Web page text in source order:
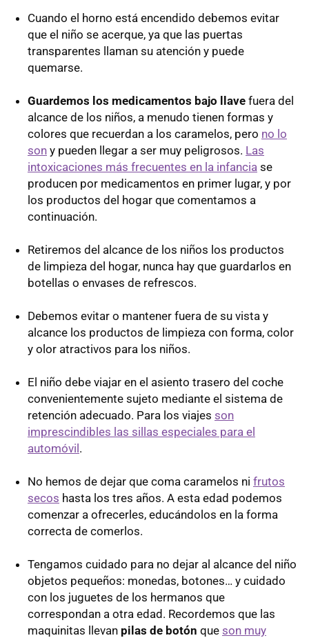
Cuando el horno está encendido debemos evitar
que el niño se acerque, ya que las puertas
transparentes llaman su atención y puede
quemarse.
Guardemos los medicamentos bajo llave fuera del
alcance de los niños, a menudo tienen formas y
colores que recuerdan a los caramelos, pero no lo
son y pueden llegar a ser muy peligrosos. Las
intoxicaciones más frecuentes en la infancia se
producen por medicamentos en primer lugar, y por
los productos del hogar que comentamos a
continuación.
Retiremos del alcance de los niños los productos
de limpieza del hogar, nunca hay que guardarlos en
botellas o envases de refrescos.
Debemos evitar o mantener fuera de su vista y
alcance los productos de limpieza con forma, color
y olor atractivos para los niños.
El niño debe viajar en el asiento trasero del coche
convenientemente sujeto mediante el sistema de
retención adecuado. Para los viajes son
imprescindibles las sillas especiales para el
automóvil.
No hemos de dejar que coma caramelos ni frutos
secos hasta los tres años. A esta edad podemos
comenzar a ofrecerles, educándolos en la forma
correcta de comerlos.
Tengamos cuidado para no dejar al alcance del niño
objetos pequeños: monedas, botones… y cuidado
con los juguetes de los hermanos que
correspondan a otra edad. Recordemos que las
maquinitas llevan pilas de botón que son muy